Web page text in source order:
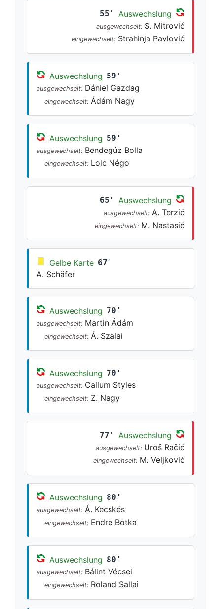
55' Auswechslung
ausgewechselt: S. Mitrović
eingewechselt: Strahinja Pavlović
Auswechslung 59'
ausgewechselt: Dániel Gazdag
eingewechselt: Ádám Nagy
Auswechslung 59'
ausgewechselt: Bendegúz Bolla
eingewechselt: Loic Négo
65' Auswechslung
ausgewechselt: A. Terzić
eingewechselt: M. Nastasić
Gelbe Karte 67'
A. Schäfer
Auswechslung 70'
ausgewechselt: Martin Ádám
eingewechselt: Á. Szalai
Auswechslung 70'
ausgewechselt: Callum Styles
eingewechselt: Z. Nagy
77' Auswechslung
ausgewechselt: Uroš Račić
eingewechselt: M. Veljković
Auswechslung 80'
ausgewechselt: Á. Kecskés
eingewechselt: Endre Botka
Auswechslung 80'
ausgewechselt: Bálint Vécsei
eingewechselt: Roland Sallai